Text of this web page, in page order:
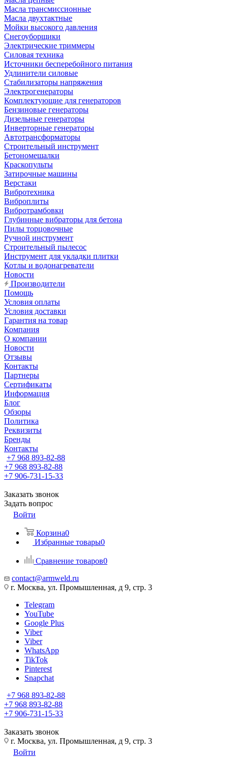
Масла трансмиссионные
Масла двухтактные
Мойки высокого давления
Снегоуборщики
Электрические триммеры
Силовая техника
Источники бесперебойного питания
Удлинители силовые
Стабилизаторы напряжения
Электрогенераторы
Комплектующие для генераторов
Бензиновые генераторы
Дизельные генераторы
Инверторные генераторы
Автотрансформаторы
Строительный инструмент
Бетономешалки
Краскопульты
Затирочные машины
Верстаки
Вибротехника
Виброплиты
Вибротрамбовки
Глубинные вибраторы для бетона
Пилы торцовочные
Ручной инструмент
Строительный пылесос
Инструмент для укладки плитки
Котлы и водонагреватели
Новости
Производители
Помощь
Условия оплаты
Условия доставки
Гарантия на товар
Компания
О компании
Новости
Отзывы
Контакты
Партнеры
Сертификаты
Информация
Блог
Обзоры
Политика
Реквизиты
Бренды
Контакты
+7 968 893-82-88
+7 968 893-82-88
+7 906-731-15-33
Заказать звонок
Задать вопрос
Войти
Корзина0
Избранные товары0
Сравнение товаров0
contact@armweld.ru
г. Москва, ул. Промышленная, д 9, стр. 3
Telegram
YouTube
Google Plus
Viber
Viber
WhatsApp
TikTok
Pinterest
Snapchat
+7 968 893-82-88
+7 968 893-82-88
+7 906-731-15-33
Заказать звонок
г. Москва, ул. Промышленная, д 9, стр. 3
Войти